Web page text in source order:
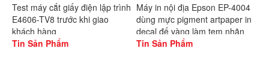
Test máy cắt giấy điện lập trình
E4606-TV8 trước khi giao
khách hàng
Tin Sản Phẩm
Máy in nội địa Epson EP-4004
dùng mực pigment artpaper in
decal đế vàng làm tem nhãn
Tin Sản Phẩm